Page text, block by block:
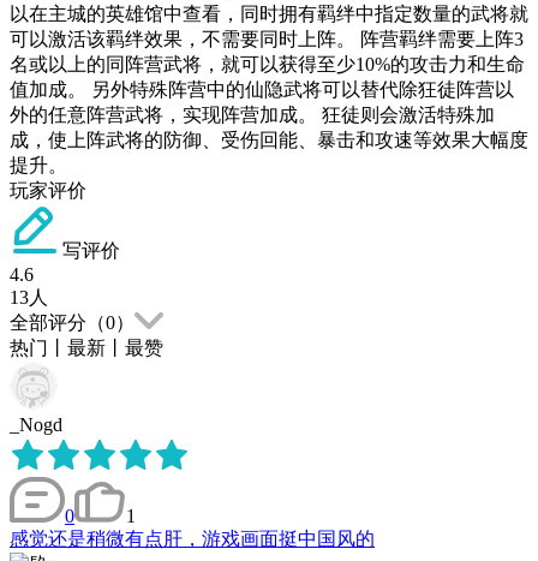
以在主城的英雄馆中查看，同时拥有羁绊中指定数量的武将就
可以激活该羁绊效果，不需要同时上阵。 阵营羁绊需要上阵3
名或以上的同阵营武将，就可以获得至少10%的攻击力和生命
值加成。 另外特殊阵营中的仙隐武将可以替代除狂徒阵营以
外的任意阵营武将，实现阵营加成。 狂徒则会激活特殊加
成，使上阵武将的防御、受伤回能、暴击和攻速等效果大幅度
提升。
玩家评价
写评价
4.6
13人
全部评分（0）
热门
最新 最赞
_Nogd
0
1
感觉还是稍微有点肝，游戏画面挺中国风的